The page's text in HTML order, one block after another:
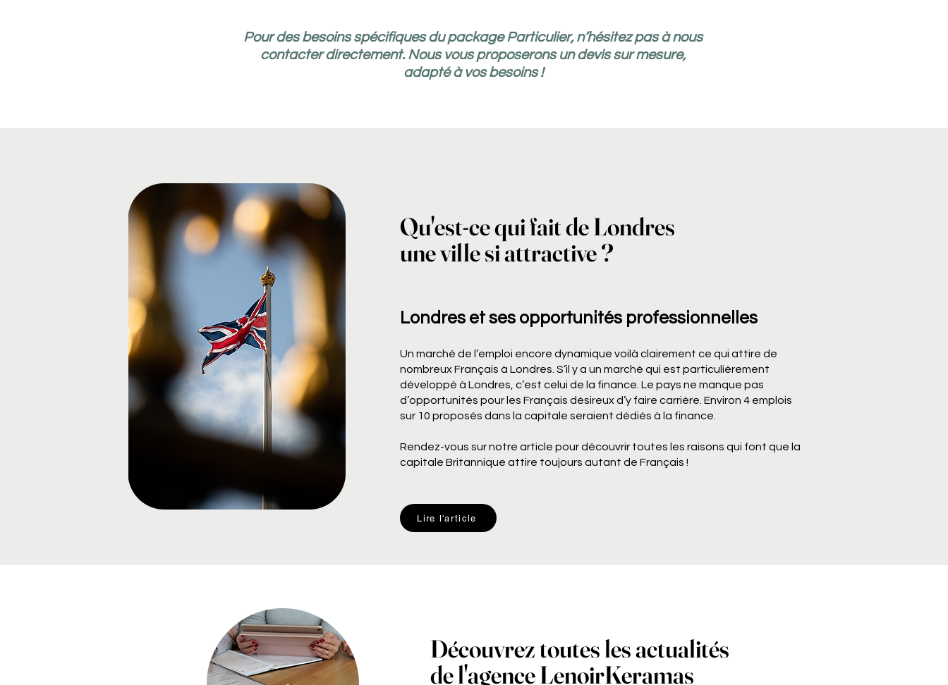
Pour des besoins spécifiques du package Particulier, n’hésitez pas à nous
contacter directement. Nous vous proposerons un devis sur mesure,
adapté à vos besoins !
Qu'est-ce qui fait de Londres
une ville si attractive ?
Londres et ses opportunités professionnelles
Un marché de l’emploi encore dynamique voilà clairement ce qui attire de
nombreux Français à Londres. S’il y a un marché qui est particulièrement
développé à Londres, c’est celui de la finance. Le pays ne manque pas
d’opportunités pour les Français désireux d’y faire carrière. Environ 4 emplois
sur 10 proposés dans la capitale seraient dédiés à la finance.
Rendez-vous sur notre article pour découvrir toutes les raisons qui font que la
capitale Britannique attire toujours autant de Français !
Lire l'article
Découvrez toutes les actualités
de l'agence LenoirKeramas